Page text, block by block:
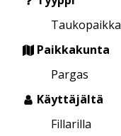
Taukopaikka
Paikkakunta
Pargas
Käyttäjältä
Fillarilla